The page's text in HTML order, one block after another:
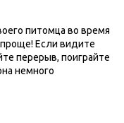
питомца во время
Если видите
перерыв, поиграйте
немного